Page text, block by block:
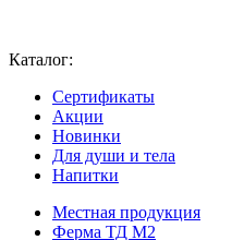
Каталог:
Сертификаты
Акции
Новинки
Для души и тела
Напитки
Местная продукция
Ферма ТД М2